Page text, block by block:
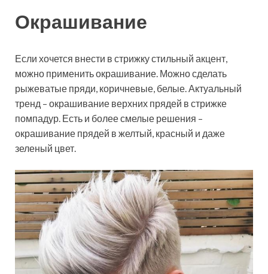
Окрашивание
Если хочется внести в стрижку стильный акцент,
можно применить окрашивание. Можно сделать
рыжеватые пряди, коричневые, белые. Актуальный
тренд – окрашивание верхних прядей в стрижке
помпадур. Есть и более смелые решения –
окрашивание прядей в желтый, красный и даже
зеленый цвет.